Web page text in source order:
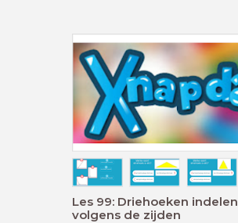
Les 99: Driehoeken indelen
volgens de zijden